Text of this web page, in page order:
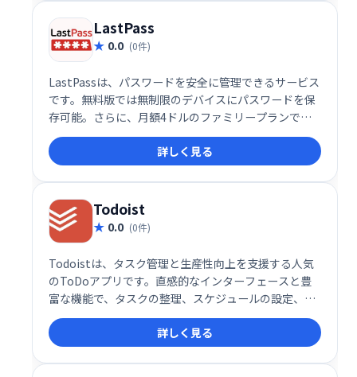
LastPass
0.0 (0件)
LastPassは、パスワードを安全に管理できるサービス
です。無料版では無制限のデバイスにパスワードを保
存可能。さらに、月額4ドルのファミリープランで
は、最大6アカウントでパスワード共有が可能です。
家族で安全にパスワードを管理したい方におすすめで
す。
詳しく見る
Todoist
0.0 (0件)
Todoistは、タスク管理と生産性向上を支援する人気
のToDoアプリです。直感的なインターフェースと豊
富な機能で、タスクの整理、スケジュールの設定、期
限管理を効率化します。PC、スマホ、ブラウザなど
様々なデバイスに対応し、スムーズなタスク管理を実
現します。無料プランに加え、高度な機能を利用でき
る有料プラン（年間29ドル）も提供しています。
詳しく見る